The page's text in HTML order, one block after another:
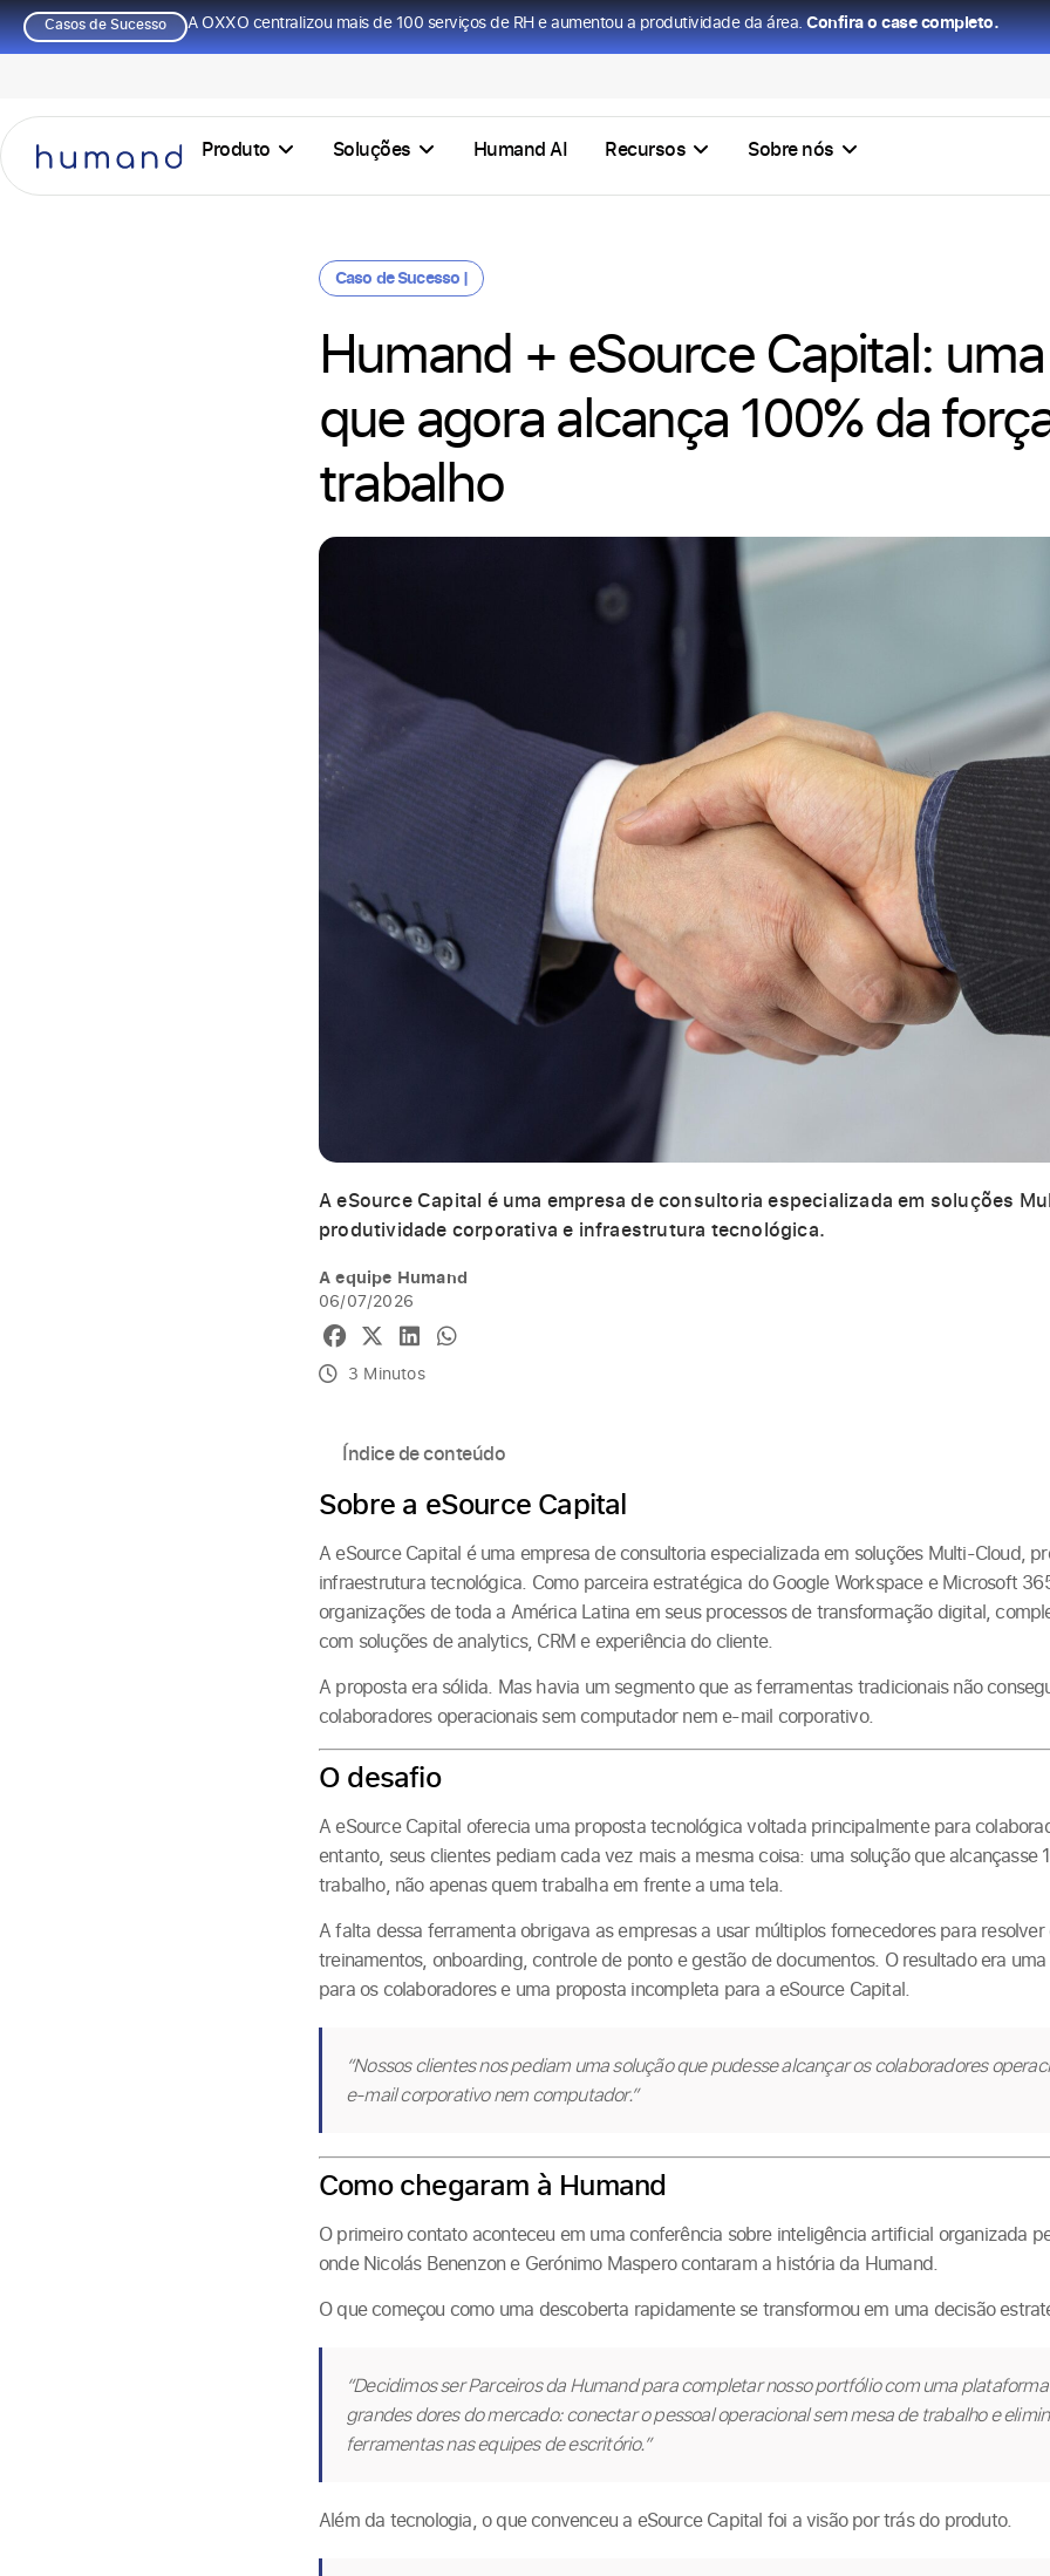
Casos de Sucesso A OXXO centralizou mais de 100 serviços de RH e aumentou a produtividade da área.Confira o case completo.
Produto Soluções Humand AI Recursos Sobre nós
Caso de Sucesso |
Humand + eSource Capital:
que agora alcança 100% da
trabalho
A eSource Capital é uma empresa de consultoria especializada em soluções
produtividade corporativa e infraestrutura tecnológica.
A equipe Humand
06/07/2026
3 Minutos
Índice de conteúdo
Sobre a eSource Capital
A eSource Capital é uma empresa de consultoria especializada em soluções Multi-Cloud,
infraestrutura tecnológica. Como parceira estratégica do Google Workspace e Microsoft
organizações de toda a América Latina em seus processos de transformação digital,
com soluções de analytics, CRM e experiência do cliente.
A proposta era sólida. Mas havia um segmento que as ferramentas tradicionais não
colaboradores operacionais sem computador nem e-mail corporativo.
O desafio
A eSource Capital oferecia uma proposta tecnológica voltada principalmente para
entanto, seus clientes pediam cada vez mais a mesma coisa: uma solução que alcançasse
trabalho, não apenas quem trabalha em frente a uma tela.
A falta dessa ferramenta obrigava as empresas a usar múltiplos fornecedores para
treinamentos, onboarding, controle de ponto e gestão de documentos. O resultado era
para os colaboradores e uma proposta incompleta para a eSource Capital.
“Nossos clientes nos pediam uma solução que pudesse alcançar os colaboradores
e-mail corporativo nem computador.”
Como chegaram à Humand
O primeiro contato aconteceu em uma conferência sobre inteligência artificial organizada
onde Nicolás Benenzon e Gerónimo Maspero contaram a história da Humand.
O que começou como uma descoberta rapidamente se transformou em uma decisão
“Decidimos ser Parceiros da Humand para completar nosso portfólio com uma
grandes dores do mercado: conectar o pessoal operacional sem mesa de trabalho e
ferramentas nas equipes de escritório.”
Além da tecnologia, o que convenceu a eSource Capital foi a visão por trás do produto.